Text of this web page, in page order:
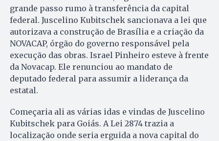
grande passo rumo à transferência da capital
federal. Juscelino Kubitschek sancionava a lei que
autorizava a construção de Brasília e a criação da
NOVACAP, órgão do governo responsável pela
execução das obras. Israel Pinheiro esteve à frente
da Novacap. Ele renunciou ao mandato de
deputado federal para assumir a liderança da
estatal.
Começaria ali as várias idas e vindas de Juscelino
Kubitschek para Goiás. A Lei 2874 trazia a
localização onde seria erguida a nova capital do